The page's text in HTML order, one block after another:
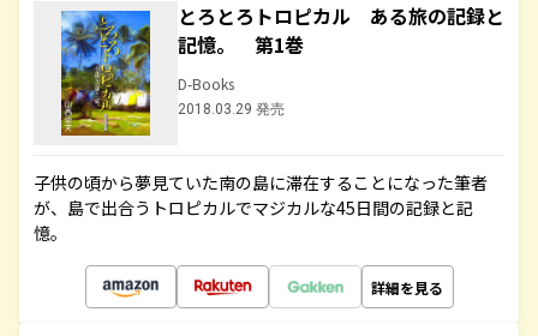
とろとろトロピカル ある旅の記録と
記憶。 第1巻
D-Books
2018.03.29 発売
子供の頃から夢見ていた南の島に滞在することになった筆者
が、島で出合うトロピカルでマジカルな45日間の記録と記
憶。
詳細を見る